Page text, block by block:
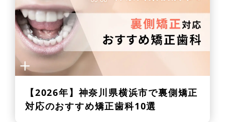
【2026年】 神奈川県横浜市で裏側矯正
対応のおすすめ矯正歯科10選